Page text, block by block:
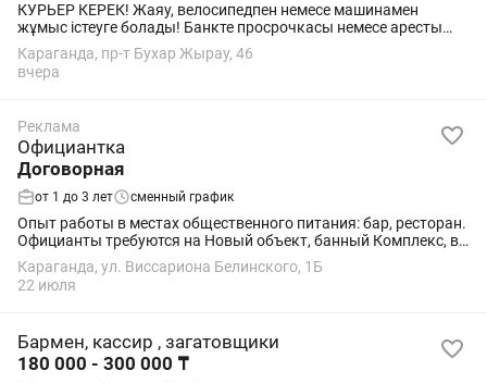
КУРЬЕР КЕРЕК! Жаяу, велосипедпен немесе машинамен
жұмыс істеуге болады! Банкте просрочкасы немесе аресты
бар адамдар да ГПХ арқылы жұмыс істей алады Айына
Караганда, пр-т Бухар Жырау, 46
вчера
Реклама
Официантка
Договорная
от 1 до 3 лет сменный график
Опыт работы в местах общественного питания: бар, ресторан.
Официанты требуются на Новый объект, банный Комплекс, в
рестобаревич.
Караганда, ул. Виссариона Белинского, 1Б
22 июля
Бармен, кассир , загатовщики
180 000 - 300 000 ₸